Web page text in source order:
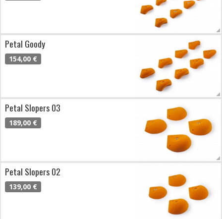
Petal Goody
154,00 €
Petal Slopers 03
189,00 €
Petal Slopers 02
139,00 €